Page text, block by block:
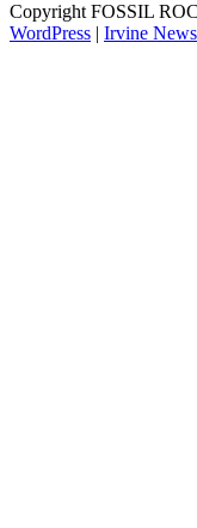
Copyright FOSSIL
WordPress | Irvine News